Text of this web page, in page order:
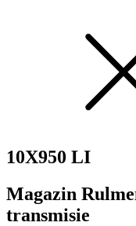
10X950 LI
Magazin
transmisie